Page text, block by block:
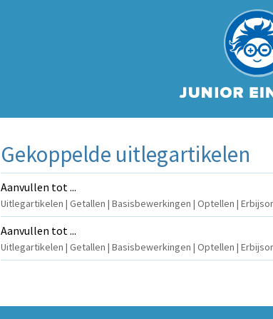
Gekoppelde uitlegartikelen
Aanvullen tot ...
Uitlegartikelen | Getallen | Basisbewerkingen | Optellen |
Aanvullen tot ...
Uitlegartikelen | Getallen | Basisbewerkingen | Optellen |